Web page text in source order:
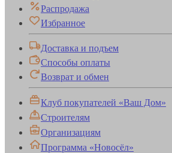
Распродажа
Избранное
Доставка и подъем
Способы оплаты
Возврат и обмен
Клуб покупателей «Ваш Дом»
Строителям
Организациям
Программа «Новосёл»